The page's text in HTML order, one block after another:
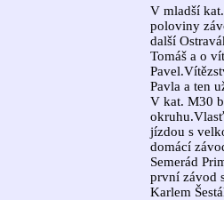
V mladší
poloviny
další
Tomáš a o
Pavla a ten
V kat. M30
jízdou s
domácí
Semerád
první závod
Karlem